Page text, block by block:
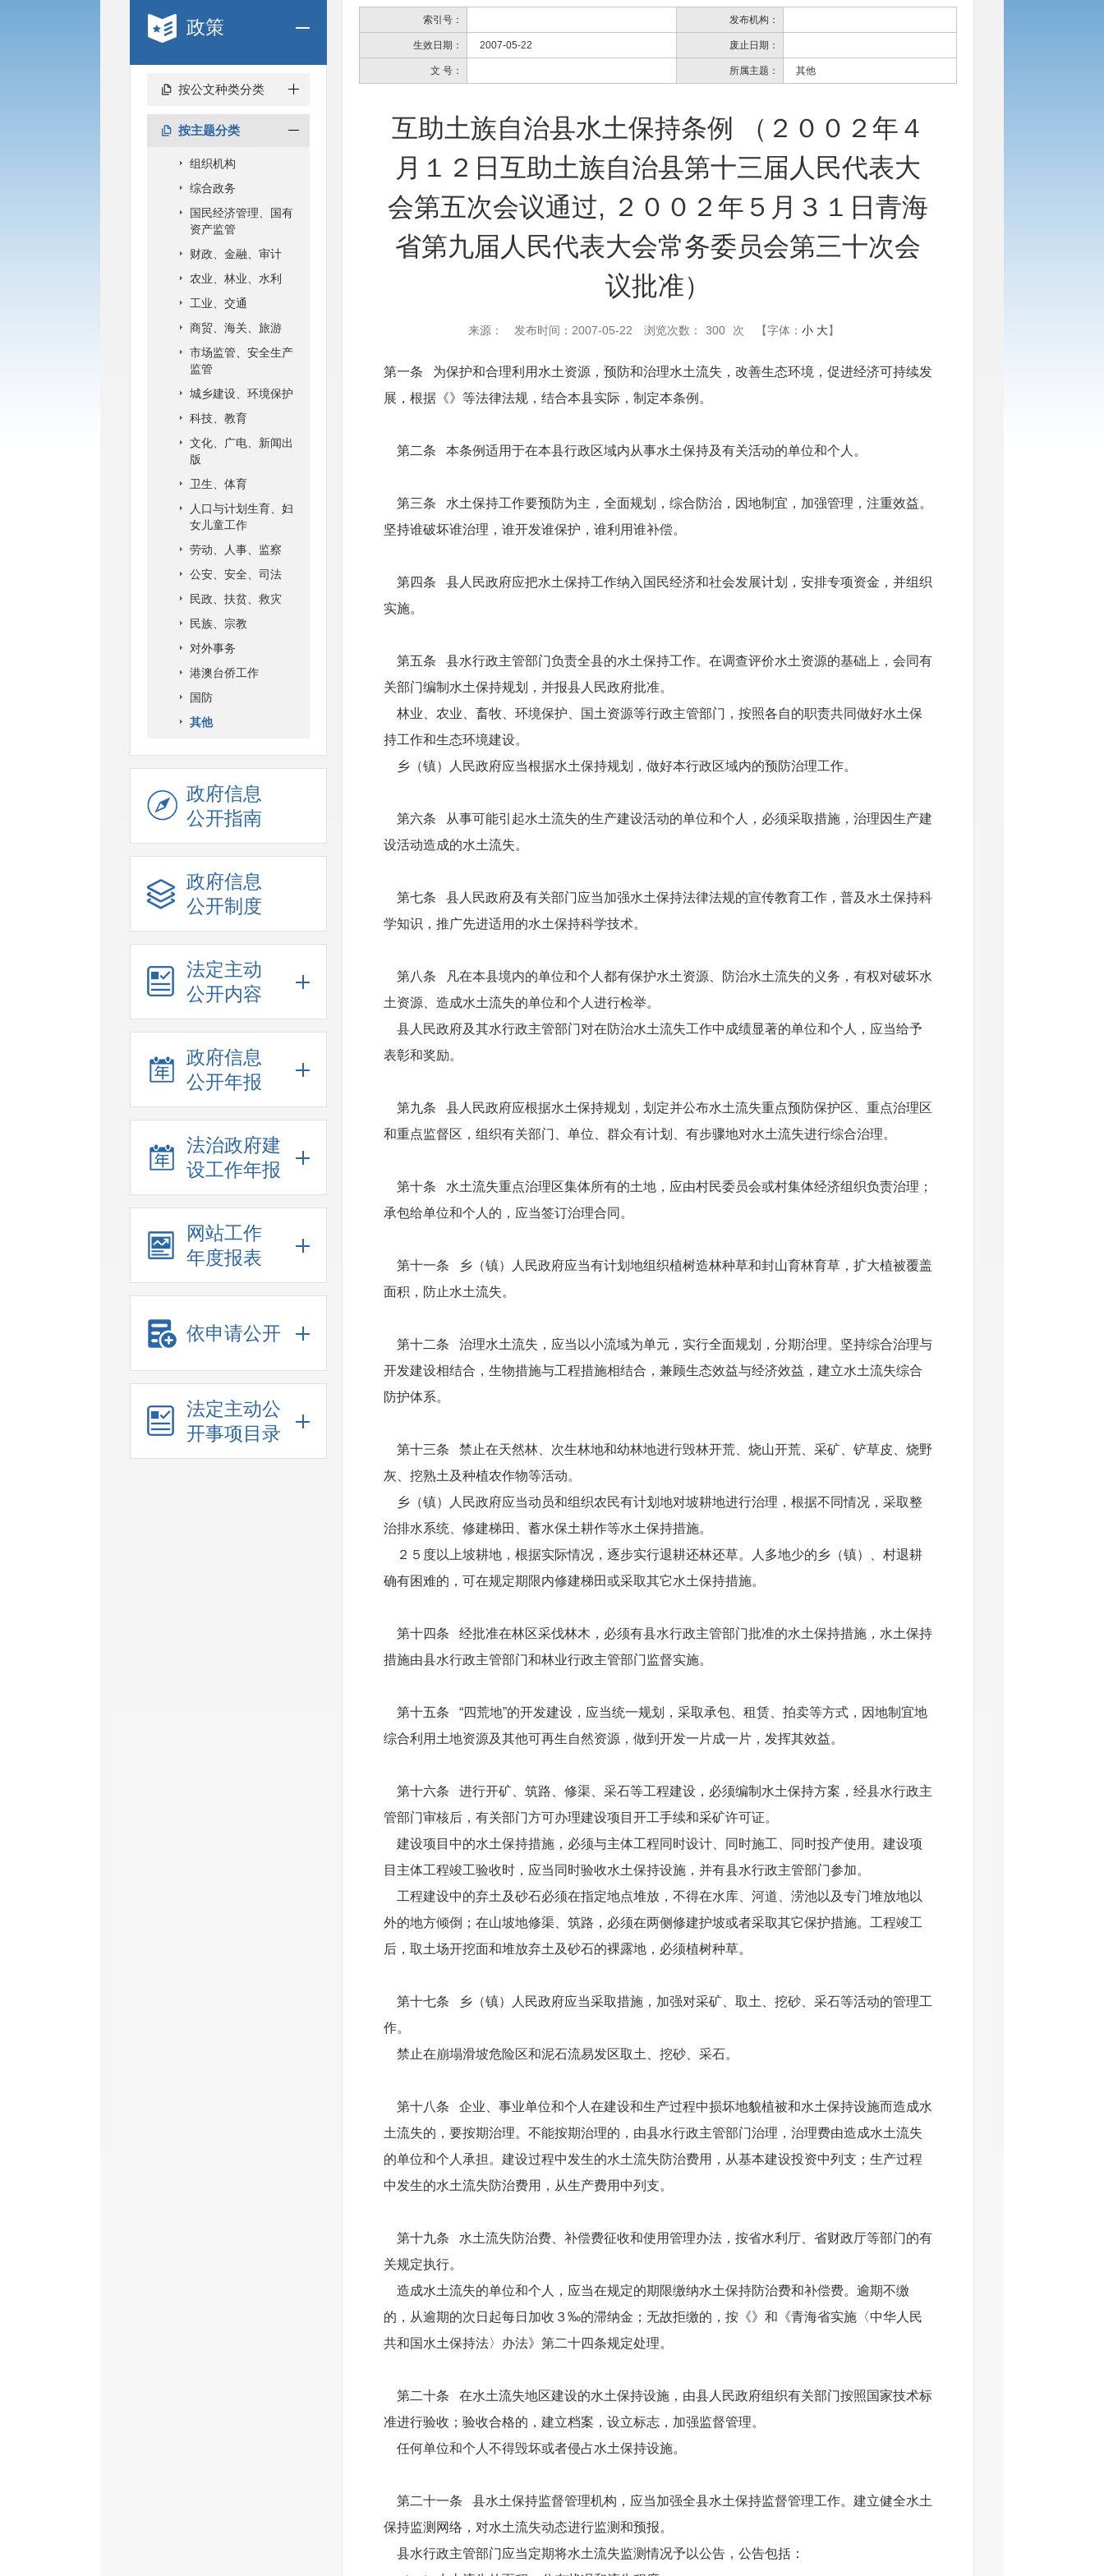
政策
按公文种类分类
按主题分类
组织机构
综合政务
国民经济管理、国有
资产监管
财政、金融、审计
农业、林业、水利
工业、交通
商贸、海关、旅游
市场监管、安全生产
监管
城乡建设、环境保护
科技、教育
文化、广电、新闻出
版
卫生、体育
人口与计划生育、妇
女儿童工作
劳动、人事、监察
公安、安全、司法
民政、扶贫、救灾
民族、宗教
对外事务
港澳台侨工作
国防
其他
政府信息
公开指南
政府信息
公开制度
法定主动
公开内容
政府信息
公开年报
法治政府建
设工作年报
网站工作
年度报表
依申请公开
法定主动公
开事项目录
索引号： 发布机构：
生效日期： 2007-05-22 废止日期：
文 号： 所属主题： 其他
互助土族自治县水土保持条例 （２００２年４
月１２日互助土族自治县第十三届人民代表大
会第五次会议通过, ２００２年５月３１日青海
省第九届人民代表大会常务委员会第三十次会
议批准）
来源： 发布时间：2007-05-22 浏览次数： 300 次 【字体： 小 大】
第一条 为保护和合理利用水土资源，预防和治理水土流失，改善生态环境，促进经济可持续发
展，根据《》等法律法规，结合本县实际，制定本条例。
第二条 本条例适用于在本县行政区域内从事水土保持及有关活动的单位和个人。
第三条 水土保持工作要预防为主，全面规划，综合防治，因地制宜，加强管理，注重效益。
坚持谁破坏谁治理，谁开发谁保护，谁利用谁补偿。
第四条 县人民政府应把水土保持工作纳入国民经济和社会发展计划，安排专项资金，并组织
实施。
第五条 县水行政主管部门负责全县的水土保持工作。在调查评价水土资源的基础上，会同有
关部门编制水土保持规划，并报县人民政府批准。
林业、农业、畜牧、环境保护、国土资源等行政主管部门，按照各自的职责共同做好水土保
持工作和生态环境建设。
乡（镇）人民政府应当根据水土保持规划，做好本行政区域内的预防治理工作。
第六条 从事可能引起水土流失的生产建设活动的单位和个人，必须采取措施，治理因生产建
设活动造成的水土流失。
第七条 县人民政府及有关部门应当加强水土保持法律法规的宣传教育工作，普及水土保持科
学知识，推广先进适用的水土保持科学技术。
第八条 凡在本县境内的单位和个人都有保护水土资源、防治水土流失的义务，有权对破坏水
土资源、造成水土流失的单位和个人进行检举。
县人民政府及其水行政主管部门对在防治水土流失工作中成绩显著的单位和个人，应当给予
表彰和奖励。
第九条 县人民政府应根据水土保持规划，划定并公布水土流失重点预防保护区、重点治理区
和重点监督区，组织有关部门、单位、群众有计划、有步骤地对水土流失进行综合治理。
第十条 水土流失重点治理区集体所有的土地，应由村民委员会或村集体经济组织负责治理；
承包给单位和个人的，应当签订治理合同。
第十一条 乡（镇）人民政府应当有计划地组织植树造林种草和封山育林育草，扩大植被覆盖
面积，防止水土流失。
第十二条 治理水土流失，应当以小流域为单元，实行全面规划，分期治理。坚持综合治理与
开发建设相结合，生物措施与工程措施相结合，兼顾生态效益与经济效益，建立水土流失综合
防护体系。
第十三条 禁止在天然林、次生林地和幼林地进行毁林开荒、烧山开荒、采矿、铲草皮、烧野
灰、挖熟土及种植农作物等活动。
乡（镇）人民政府应当动员和组织农民有计划地对坡耕地进行治理，根据不同情况，采取整
治排水系统、修建梯田、蓄水保土耕作等水土保持措施。
２５度以上坡耕地，根据实际情况，逐步实行退耕还林还草。人多地少的乡（镇）、村退耕
确有困难的，可在规定期限内修建梯田或采取其它水土保持措施。
第十四条 经批准在林区采伐林木，必须有县水行政主管部门批准的水土保持措施，水土保持
措施由县水行政主管部门和林业行政主管部门监督实施。
第十五条 “四荒地”的开发建设，应当统一规划，采取承包、租赁、拍卖等方式，因地制宜地
综合利用土地资源及其他可再生自然资源，做到开发一片成一片，发挥其效益。
第十六条 进行开矿、筑路、修渠、采石等工程建设，必须编制水土保持方案，经县水行政主
管部门审核后，有关部门方可办理建设项目开工手续和采矿许可证。
建设项目中的水土保持措施，必须与主体工程同时设计、同时施工、同时投产使用。建设项
目主体工程竣工验收时，应当同时验收水土保持设施，并有县水行政主管部门参加。
工程建设中的弃土及砂石必须在指定地点堆放，不得在水库、河道、涝池以及专门堆放地以
外的地方倾倒；在山坡地修渠、筑路，必须在两侧修建护坡或者采取其它保护措施。工程竣工
后，取土场开挖面和堆放弃土及砂石的裸露地，必须植树种草。
第十七条 乡（镇）人民政府应当采取措施，加强对采矿、取土、挖砂、采石等活动的管理工
作。
禁止在崩塌滑坡危险区和泥石流易发区取土、挖砂、采石。
第十八条 企业、事业单位和个人在建设和生产过程中损坏地貌植被和水土保持设施而造成水
土流失的，要按期治理。不能按期治理的，由县水行政主管部门治理，治理费由造成水土流失
的单位和个人承担。建设过程中发生的水土流失防治费用，从基本建设投资中列支；生产过程
中发生的水土流失防治费用，从生产费用中列支。
第十九条 水土流失防治费、补偿费征收和使用管理办法，按省水利厅、省财政厅等部门的有
关规定执行。
造成水土流失的单位和个人，应当在规定的期限缴纳水土保持防治费和补偿费。逾期不缴
的，从逾期的次日起每日加收３‰的滞纳金；无故拒缴的，按《》和《青海省实施〈中华人民
共和国水土保持法〉办法》第二十四条规定处理。
第二十条 在水土流失地区建设的水土保持设施，由县人民政府组织有关部门按照国家技术标
准进行验收；验收合格的，建立档案，设立标志，加强监督管理。
任何单位和个人不得毁坏或者侵占水土保持设施。
第二十一条 县水土保持监督管理机构，应当加强全县水土保持监督管理工作。建立健全水土
保持监测网络，对水土流失动态进行监测和预报。
县水行政主管部门应当定期将水土流失监测情况予以公告，公告包括：